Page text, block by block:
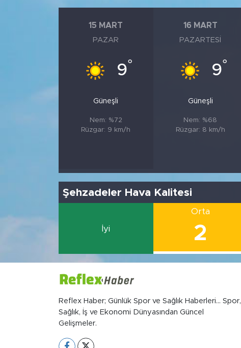
15 MART
PAZAR
9°
Güneşli
Nem: %72
Rüzgar: 9 km/h
16 MART
PAZARTESI
9°
Güneşli
Nem: %68
Rüzgar: 8 km/h
Şehzadeler Hava Kalitesi
İyi
Orta
2
Reflex Haber; Günlük Spor ve Sağlık Haberleri... Spor,
Sağlık, İş ve Ekonomi Dünyasından Güncel
Gelişmeler.